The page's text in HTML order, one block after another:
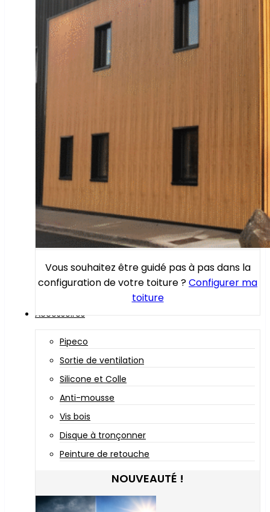
Vous souhaitez être guidé pas à pas dans la
configuration de votre toiture ?Configurer ma
toiture
Accessoires
Pipeco
Sortie de ventilation
Silicone et Colle
Anti-mousse
Vis bois
Disque à tronçonner
Peinture de retouche
NOUVEAUTÉ !